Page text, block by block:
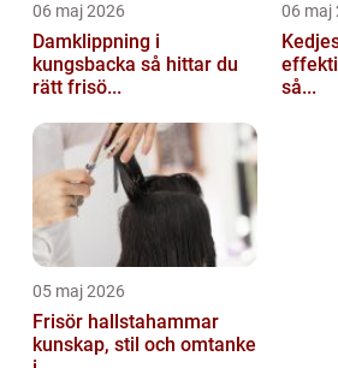
06 maj 2026
Damklippning i
kungsbacka så hittar du
rätt frisö...
06 maj
Kedjeslip
så...
05 maj 2026
Frisör hallstahammar
kunskap, stil och omtanke